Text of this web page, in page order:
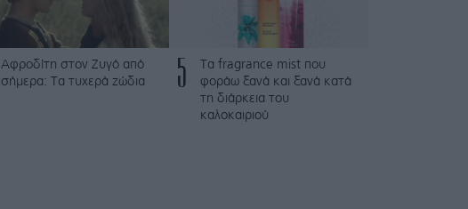
Αφροδίτη στον Ζυγό από
σήμερα: Τα τυχερά ζώδια
5
Τα fragrance mist που
φοράω ξανά και ξανά κατά
τη διάρκεια του
καλοκαιριού